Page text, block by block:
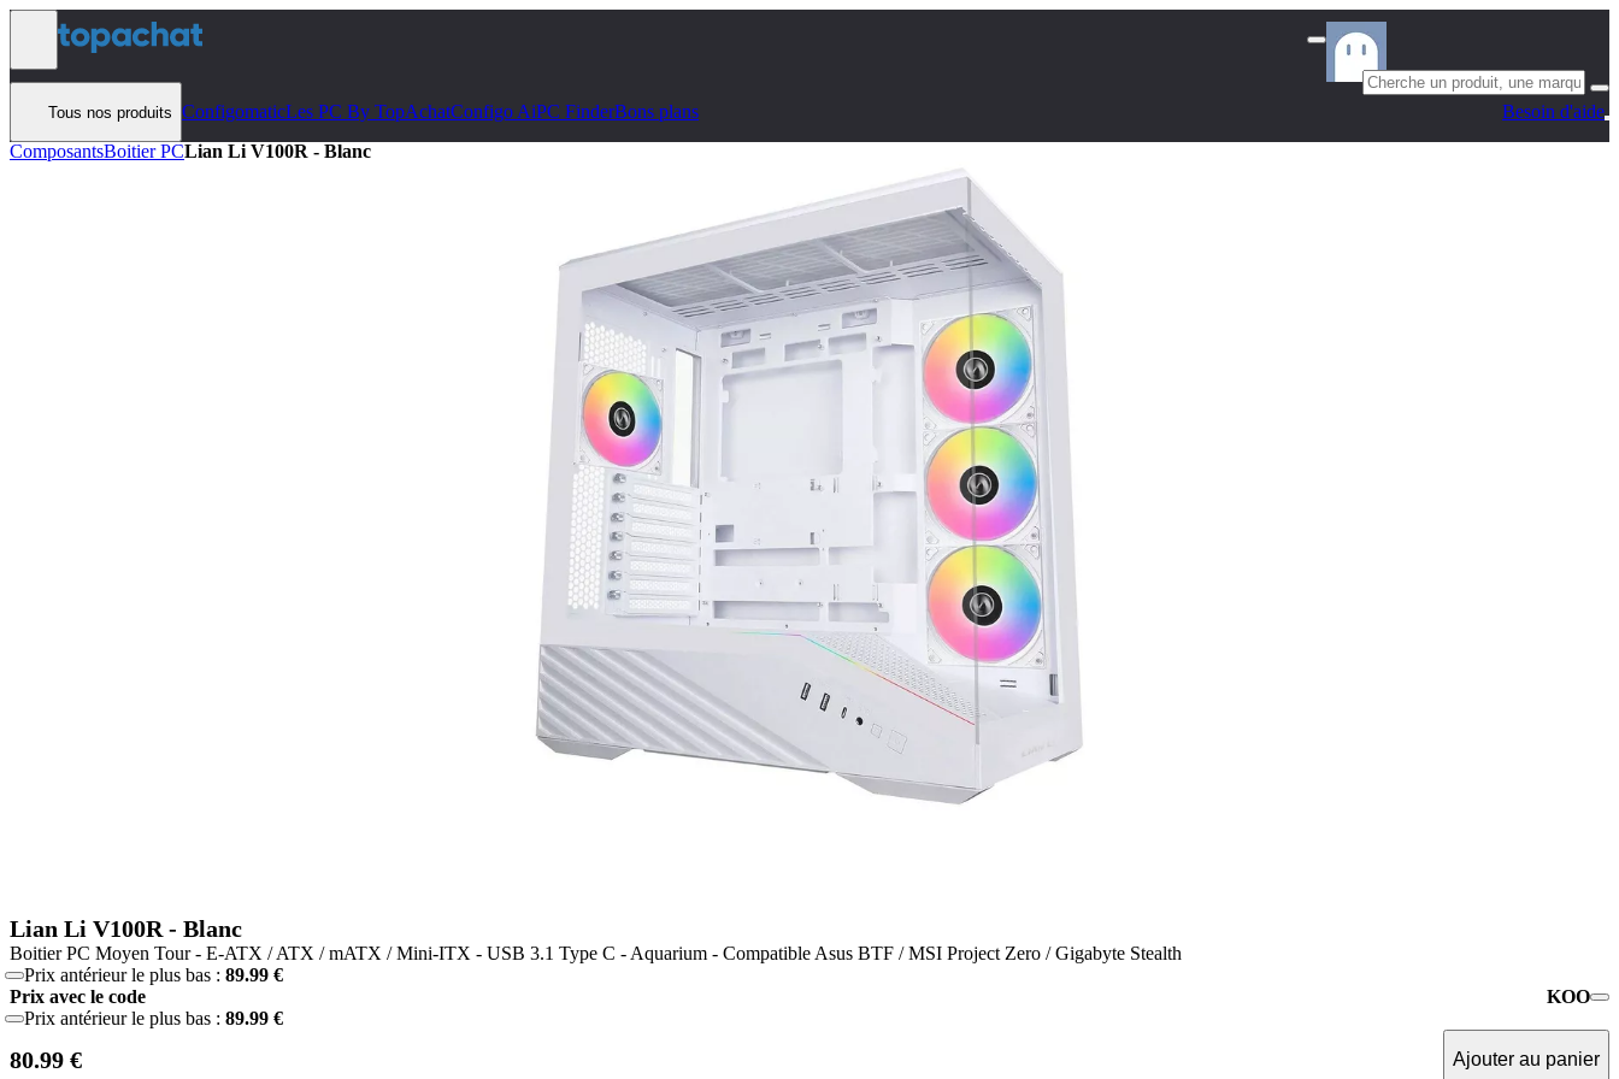
Aller au contenu
Tous nos produits ConfigomaticLes PC By TopAchatConfigo AiPC FinderBons plans
Besoin d'aide
ComposantsBoitier PCLian Li V100R - Blanc
Lian Li V100R - Blanc
Boitier PC Moyen Tour - E-ATX / ATX / mATX / Mini-ITX - USB 3.1 Type C - Aquarium - Compatible Asus BTF / MSI Project Zero / Gigabyte Stealth
Prix antérieur le plus bas : 89.99 €
Prix avec le code
KOO
Prix antérieur le plus bas : 89.99 €
80.99 € Ajouter au panier